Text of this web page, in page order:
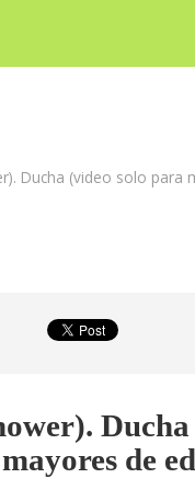
Ducha (video solo para
de